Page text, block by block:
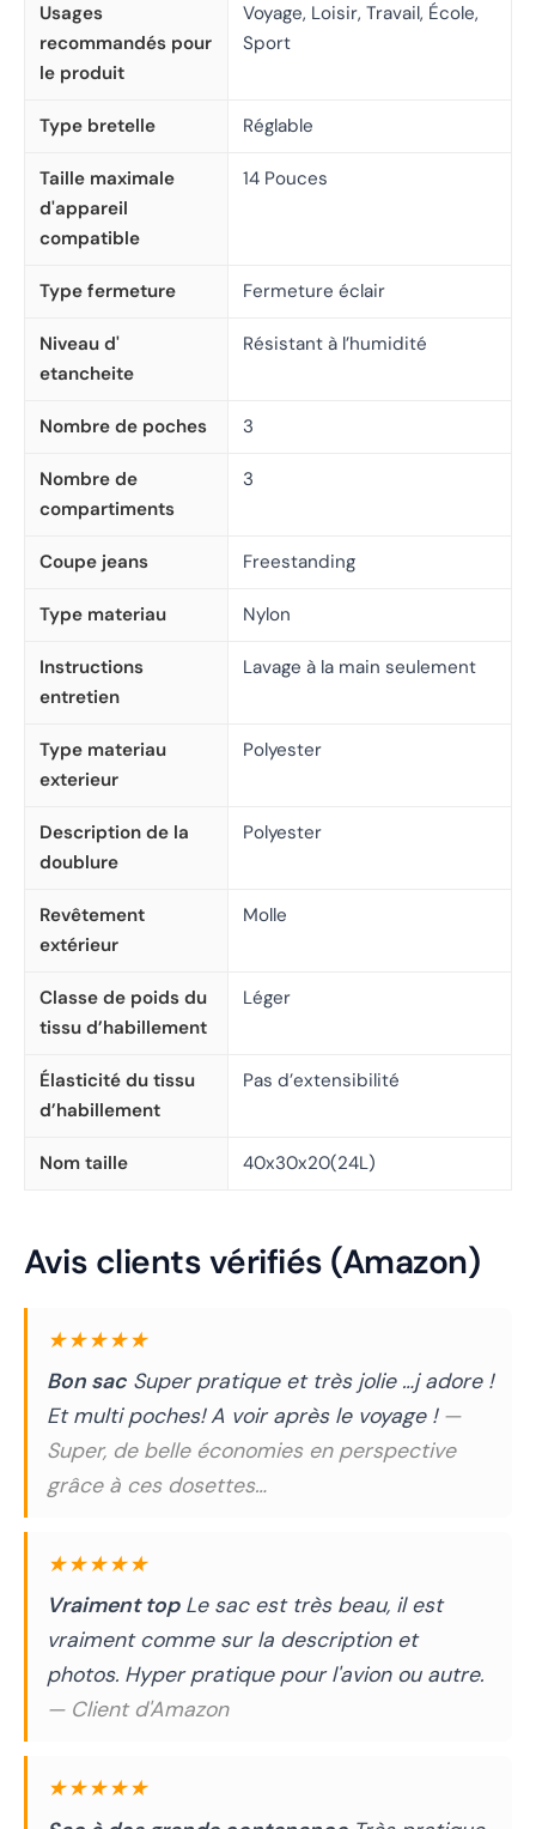
Usages
recommandés pour
le produit
Voyage, Loisir, Travail, École,
Sport
Type bretelle Réglable
Taille maximale
d'appareil
compatible
14 Pouces
Type fermeture Fermeture éclair
Niveau d'
etancheite
Résistant à l’humidité
Nombre de poches 3
Nombre de
compartiments
3
Coupe jeans Freestanding
Type materiau Nylon
Instructions
entretien
Lavage à la main seulement
Type materiau
exterieur
Polyester
Description de la
doublure
Polyester
Revêtement
extérieur
Molle
Classe de poids du
tissu d’habillement
Léger
Élasticité du tissu
d’habillement
Pas d’extensibilité
Nom taille 40x30x20(24L)
Avis clients vérifiés (Amazon)
★★★★★
Bon sac Super pratique et très jolie …j adore !
Et multi poches! A voir après le voyage ! —
Super, de belle économies en perspective
grâce à ces dosettes…
★★★★★
Vraiment topLe sac est très beau, il est
vraiment comme sur la description et
photos. Hyper pratique pour l'avion ou autre.
— Client d'Amazon
★★★★★